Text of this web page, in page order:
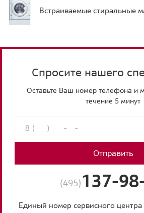
Встраиваемые стиральные
Спросите нашего
Оставьте Ваш номер телефона и
течение 5 минут
Отправить
(495) 137-
Единый номер сервисного центра